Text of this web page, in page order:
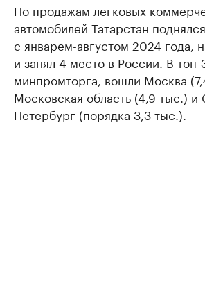
По продажам легковых
автомобилей Татарстан
с январем-августом 2024 года,
и занял 4 место в России. В
минпромторга, вошли Москва
Московская область (4,9 тыс.) и
Петербург (порядка 3,3 тыс.).